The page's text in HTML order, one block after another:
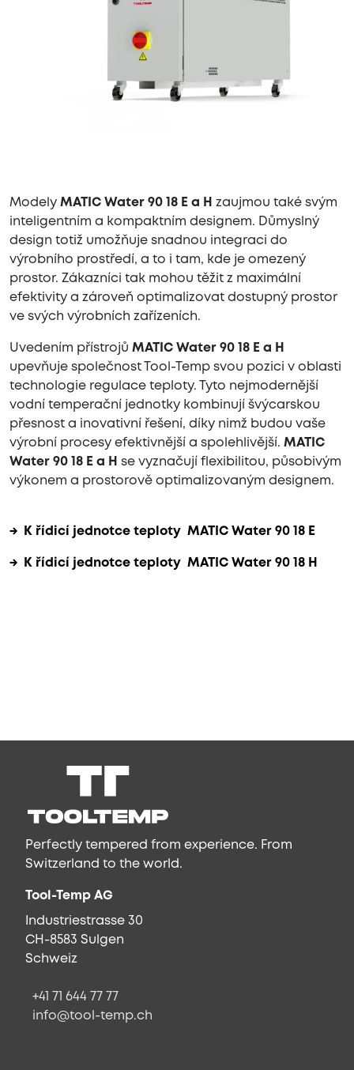
Modely MATIC Water 90 18 E a H zaujmou také svým
inteligentním a kompaktním designem. Důmyslný
design totiž umožňuje snadnou integraci do
výrobního prostředí, a to i tam, kde je omezený
prostor. Zákazníci tak mohou těžit z maximální
efektivity a zároveň optimalizovat dostupný prostor
ve svých výrobních zařízeních.
Uvedením přístrojů MATIC Water 90 18 E a H
upevňuje společnost Tool-Temp svou pozici v oblasti
technologie regulace teploty. Tyto nejmodernější
vodní temperační jednotky kombinují švýcarskou
přesnost a inovativní řešení, díky nimž budou vaše
výrobní procesy efektivnější a spolehlivější. MATIC
Water 90 18 E a H se vyznačují flexibilitou, působivým
výkonem a prostorově optimalizovaným designem.
→ K řídicí jednotce teploty MATIC Water 90 18 E
→ K řídicí jednotce teploty MATIC Water 90 18 H
Perfectly tempered from experience. From
Switzerland to the world.
Tool-Temp AG
Industriestrasse 30
CH-8583 Sulgen
Schweiz
+41 71 644 77 77
info@tool-temp.ch